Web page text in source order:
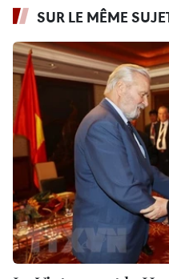
SUR LE MÊME